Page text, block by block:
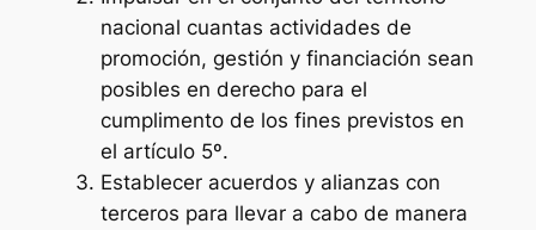
nacional cuantas actividades de
promoción, gestión y financiación sean
posibles en derecho para el
cumplimento de los fines previstos en
el artículo 5º.
Establecer acuerdos y alianzas con
terceros para llevar a cabo de manera